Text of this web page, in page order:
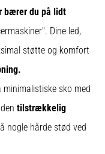
bærer du på lidt
Dine led,
støtte og komfort
minimalistiske sko med
tilstrækkelig
nogle hårde stød ved